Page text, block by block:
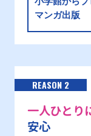
マンガ出版
REASON 2
一人ひとり
安心